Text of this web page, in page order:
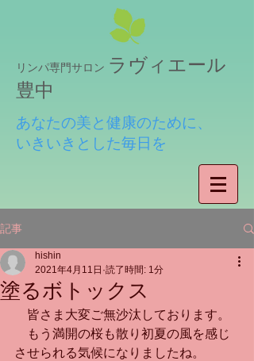
リンパ専門サロン ラヴィエール
豊中
あなたの美と健康のために、
いきいきとした毎日を
記事
塗るボトックス
hishin
2021年4月11日 読了時間: 1分
皆さま大変ご無沙汰しております。
もう満開の桜も散り初夏の風を感じ
させられる気候になりましたね。